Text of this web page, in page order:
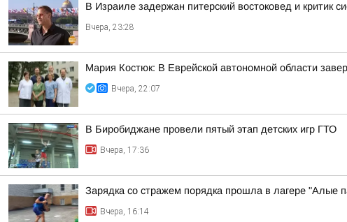
В Израиле задержан питерский востоковед и критик
Вчера, 23:28
Мария Костюк: В Еврейской автономной области
Вчера, 22:07
В Биробиджане провели пятый этап детских игр ГТО
Вчера, 17:36
Зарядка со стражем порядка прошла в лагере "Алые
Вчера, 16:14